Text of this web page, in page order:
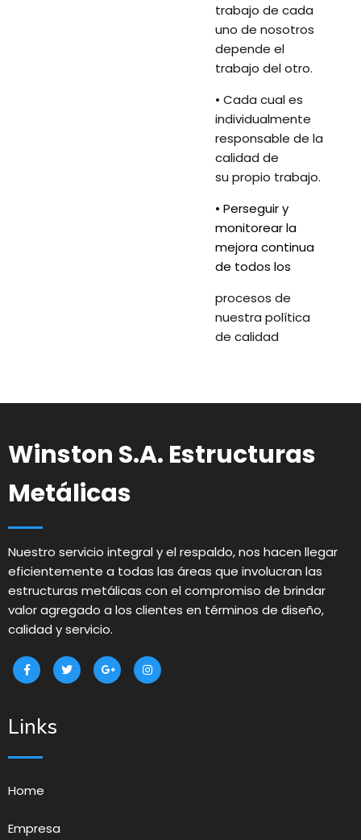
trabajo de cada
uno de nosotros
depende el
trabajo del otro.
• Cada cual es
individualmente
responsable de la
calidad de
su propio trabajo.
• Perseguir y
monitorear la
mejora continua
de todos los
procesos de
nuestra política
de calidad
Winston S.A. Estructuras
Metálicas
Nuestro servicio integral y el respaldo, nos hacen llegar
eficientemente a todas las áreas que involucran las
estructuras metálicas con el compromiso de brindar
valor agregado a los clientes en términos de diseño,
calidad y servicio.
Links
Home
Empresa